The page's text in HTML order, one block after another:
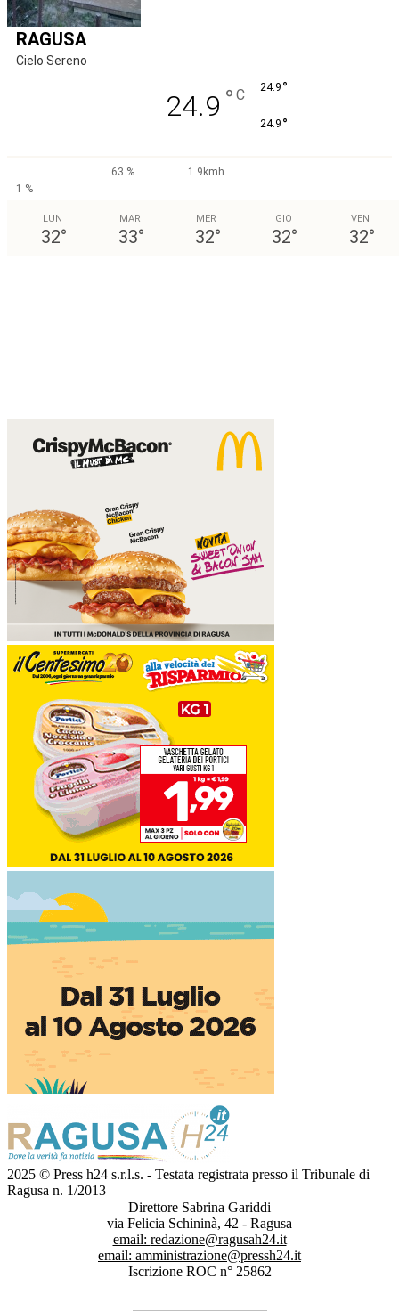
RAGUSA
Cielo Sereno
24.9 ° C 24.9 °
24.9 °
63 %
1.9kmh
1 %
LUN
32°
MAR
33°
MER
32°
GIO
32°
VEN
32°
2025 © Press h24 s.r.l.s. - Testata registrata presso il Tribunale di
Ragusa n. 1/2013
Direttore Sabrina Gariddi
via Felicia Schininà, 42 - Ragusa
email: redazione@ragusah24.it
email: amministrazione@pressh24.it
Iscrizione ROC n° 25862